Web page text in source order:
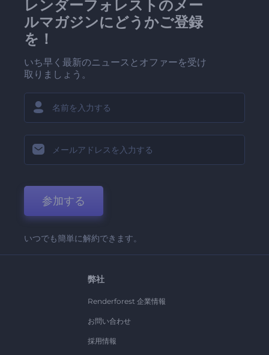
レンダーフォレストのメー
ルマガジンにどうかご登録
を！
いち早く最新のニュースとオファーを受け
取りましょう。
参加する
いつでも簡単に解約できます。
弊社
Renderforest 企業情報
お問い合わせ
採用情報